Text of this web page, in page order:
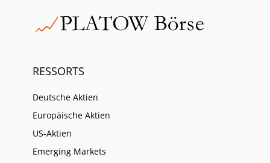
RESSORTS
Deutsche Aktien
Europäische Aktien
US-Aktien
Emerging Markets